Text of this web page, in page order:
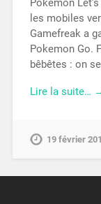
Pokemon
les mobiles
Gamefreak a
Pokemon Go.
bêbêtes : on
Lire la suite…
19 février